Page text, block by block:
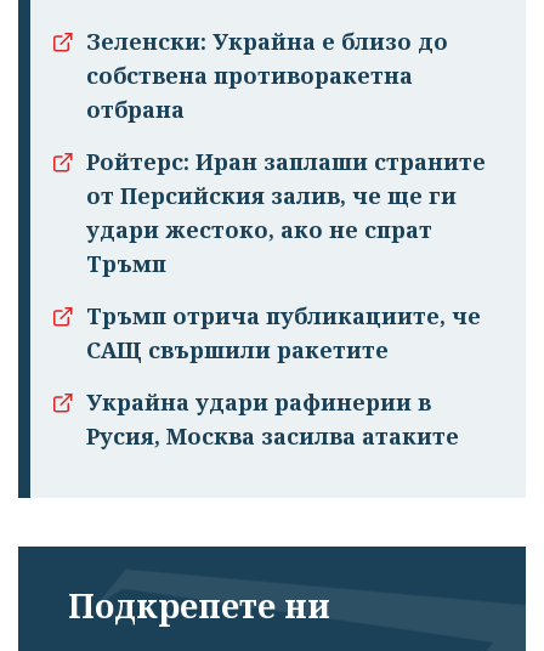
Зеленски: Украйна е близо до
собствена противоракетна
отбрана
Ройтерс: Иран заплаши страните
от Персийския залив, че ще ги
удари жестоко, ако не спрат
Тръмп
Тръмп отрича публикациите, че
САЩ свършили ракетите
Украйна удари рафинерии в
Русия, Москва засилва атаките
Подкрепете ни